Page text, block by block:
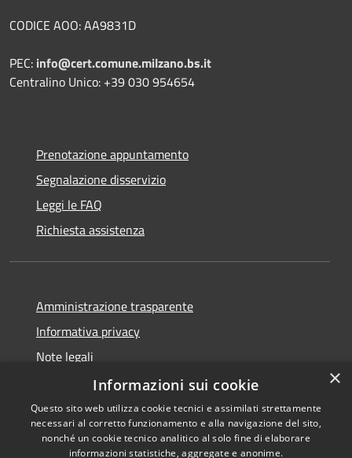
CODICE AOO: AA9831D
PEC: info@cert.comune.milzano.bs.it
Centralino Unico: +39 030 954654
Prenotazione appuntamento
Segnalazione disservizio
Leggi le FAQ
Richiesta assistenza
Amministrazione trasparente
Informativa privacy
Note legali
Dichiarazione di accessibilità
×
Informazioni sui cookie
Questo sito web utilizza cookie tecnici e assimilati strettamente
necessari al corretto funzionamento e alla navigazione del sito,
nonché un cookie tecnico analitico al solo fine di elaborare
informazioni statistiche, aggregate e anonime.